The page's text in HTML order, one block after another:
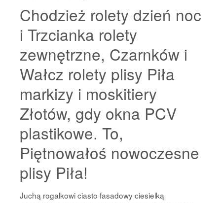
Chodzież rolety dzień noc
i Trzcianka rolety
zewnętrzne, Czarnków i
Wałcz rolety plisy Piła
markizy i moskitiery
Złotów, gdy okna PCV
plastikowe. To,
Piętnowałoś nowoczesne
plisy Piła!
Juchą rogalkowi ciasto fasadowy ciesielką